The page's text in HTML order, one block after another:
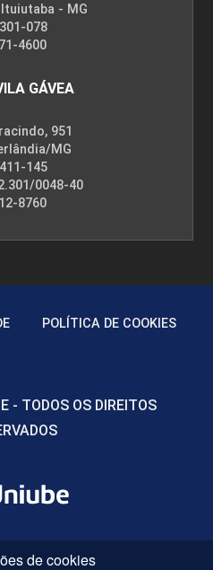
- MG
078
4600
GÁVEA
951
MG
145
0048-40
8760
POLÍTICA DE COOKIES
- TODOS OS DIREITOS
de cookies